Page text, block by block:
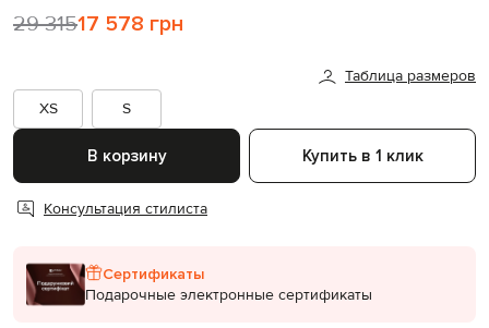
29 31517 578 грн
Таблица размеров
XS
S
В корзину Купить в 1 клик
Консультация стилиста
Сертификаты
Подарочные электронные сертификаты